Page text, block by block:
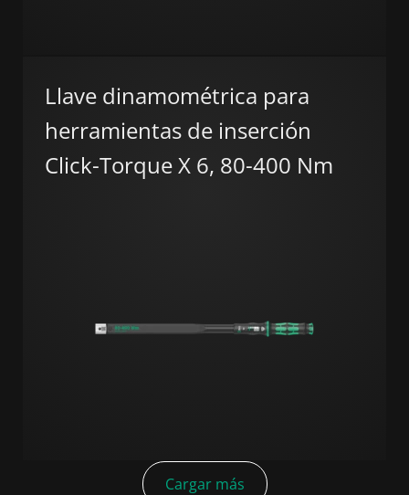
Llave dinamométrica para
herramientas de inserción
Click-Torque X 6, 80-400 Nm
Cargar más